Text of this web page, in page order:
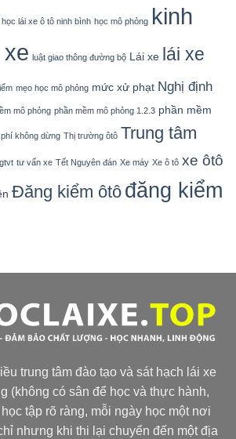
học lái xe ô tô ninh bình học mô phỏng kinh
luật giao thông đường bộ Lái xe
lái xe
mẹo học mô phỏng mức xử phạt Nghị định
mô phỏng phần mềm mô phỏng 1.2.3 phần mềm
không dừng Thị trường ôtô Trung tâm
tư vấn xe Tết Nguyên đán Xe máy Xe ô tô xe ôtô
Đăng kiểm ôtô đăng kiểm
trung tâm đào tạo và sát hạch lái xe
(không có sân để học và thực hành,
tập rõ ràng, mỗi ngày học một nơi
nhưng khi thi lại chuyển đến một địa